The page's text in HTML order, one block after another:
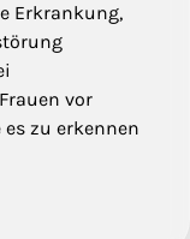
Erkrankung,
vor
zu erkennen